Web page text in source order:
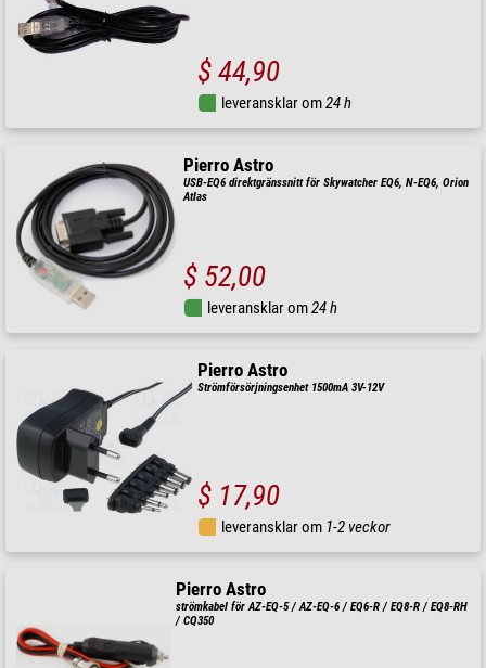
$ 44,90
leveransklar om24 h
Pierro Astro
USB-EQ6 direktgränssnitt för Skywatcher EQ6, N-EQ6, Orion
Atlas
$ 52,00
leveransklar om24 h
Pierro Astro
Strömförsörjningsenhet 1500mA 3V-12V
$ 17,90
leveransklar om 1-2 veckor
Pierro Astro
strömkabel för AZ-EQ-5 / AZ-EQ-6 / EQ6-R / EQ8-R / EQ8-RH
/ CQ350